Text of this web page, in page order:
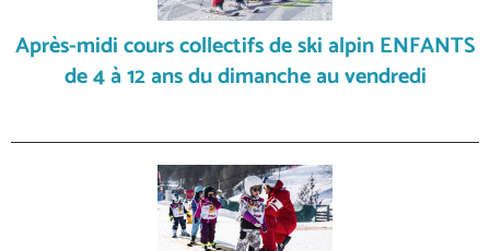
Après-midi cours collectifs de ski alpin ENFANTS
de 4 à 12 ans du dimanche au vendredi